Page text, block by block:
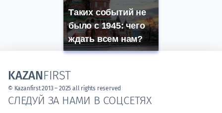
Таких событий не
было с 1945: чего
ждать всем нам?
СЛЕДУЙ ЗА НАМИ В СОЦСЕТЯХ
KAZANFIRST
© Kazanfirst 2013 – 2025 all rights reserved